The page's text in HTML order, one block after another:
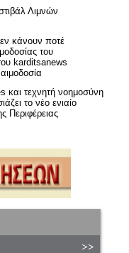
Λιμνών
κάνουν ποτέ
του
karditsanews
και τεχνητή νοημοσύνη
το νέο ενιαίο
Περιφέρειας